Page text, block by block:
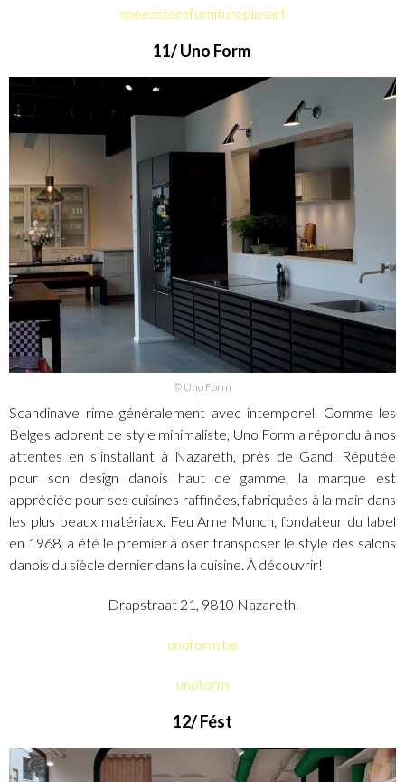
speezstorefurnitureplusart
11/ Uno Form
© Uno Form
Scandinave rime généralement avec intemporel. Comme les
Belges adorent ce style minimaliste, Uno Form a répondu à nos
attentes en s’installant à Nazareth, près de Gand. Réputée
pour son design danois haut de gamme, la marque est
appréciée pour ses cuisines raffinées, fabriquées à la main dans
les plus beaux matériaux. Feu Arne Munch, fondateur du label
en 1968, a été le premier à oser transposer le style des salons
danois du siècle dernier dans la cuisine. À découvrir!
Drapstraat 21, 9810 Nazareth.
unoform.be
unoform
12/ Fést